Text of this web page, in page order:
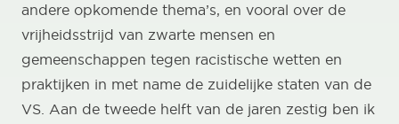
andere opkomende thema’s, en vooral over de
vrijheidsstrijd van zwarte mensen en
gemeenschappen tegen racistische wetten en
praktijken in met name de zuidelijke staten van de
VS. Aan de tweede helft van de jaren zestig ben ik